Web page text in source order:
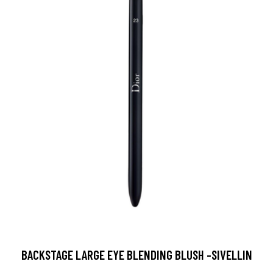
BACKSTAGE LARGE EYE BLENDING BLUSH -SIVELLIN